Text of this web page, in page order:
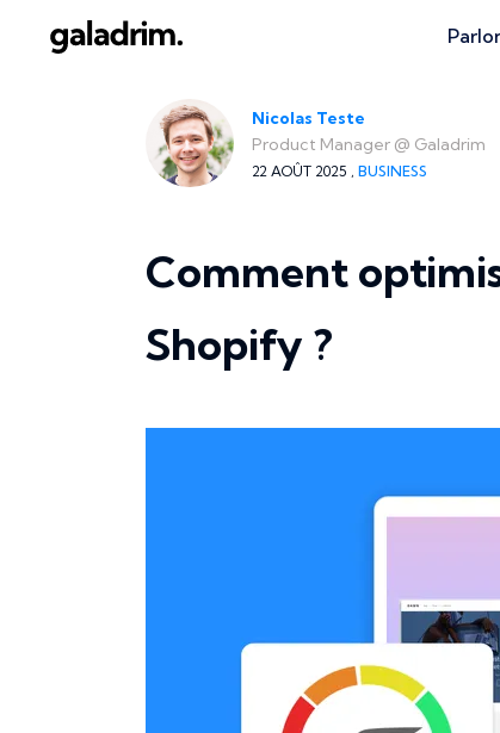
Nicolas Teste
Product Manager @ Galadrim
22 AOÛT 2025 , BUSINESS
Comment
Shopify ?